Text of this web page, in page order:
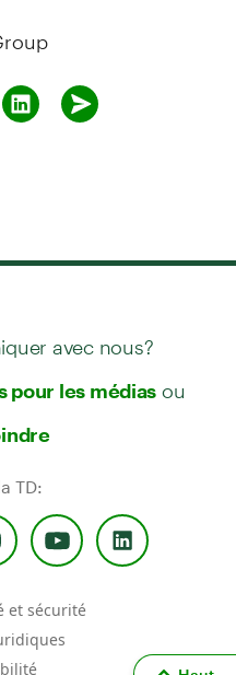
avec nous?
pour les médias ou
TD:
et sécurité